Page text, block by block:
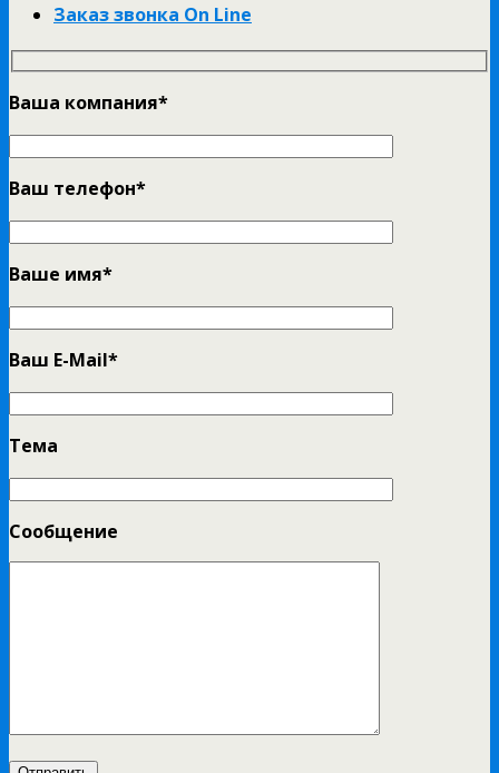
Заказ звонка On Line
Ваша компания*
Ваш телефон*
Ваше имя*
Ваш E-Mail*
Тема
Сообщение